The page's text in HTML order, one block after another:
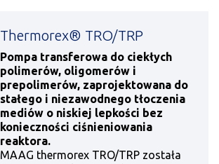
Thermorex® TRO/TRP
Pompa transferowa do ciekłych
polimerów, oligomerów i
prepolimerów, zaprojektowana do
stałego i niezawodnego tłoczenia
mediów o niskiej lepkości bez
konieczności ciśnieniowania
reaktora.
MAAG thermorex TRO/TRP została